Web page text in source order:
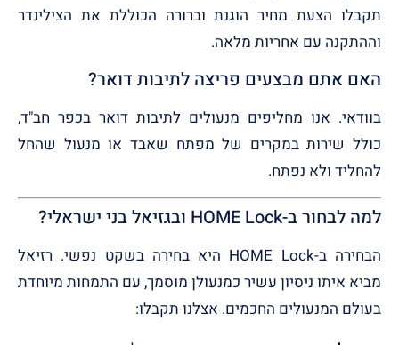
תקבלו הצעת מחיר הוגנת וברורה הכוללת את הצילינדר
וההתקנה עם אחריות מלאה.
האם אתם מבצעים פריצה לתיבות דואר?
בוודאי. אנו מחליפים מנעולים לתיבות דואר בכפר חב"ד,
כולל שירות במקרים של מפתח שאבד או מנעול שהחל
להחליד ולא נפתח.
למה לבחור ב-HOME Lock ובגזיאל בני ישראלי?
הבחירה ב-HOME Lock היא בחירה בשקט נפשי. רזיאל
מביא איתו ניסיון עשיר כמנעולן מוסמך, עם התמחות מיוחדת
בעולם המנעולים החכמים. אצלנו תקבלו: